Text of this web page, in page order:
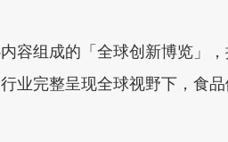
容组成的「全球创新博览」
完整呈现全球视野下，食